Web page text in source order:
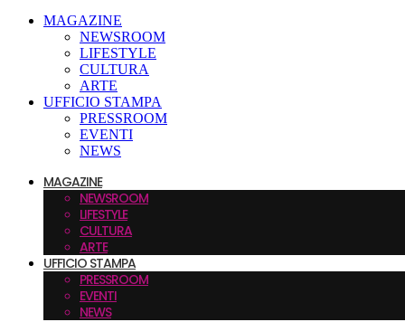
MAGAZINE
NEWSROOM
LIFESTYLE
CULTURA
ARTE
UFFICIO STAMPA
PRESSROOM
EVENTI
NEWS
MAGAZINE
NEWSROOM
LIFESTYLE
CULTURA
ARTE
UFFICIO STAMPA
PRESSROOM
EVENTI
NEWS